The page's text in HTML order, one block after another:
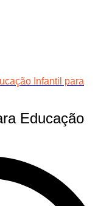
Infantil para
Educação